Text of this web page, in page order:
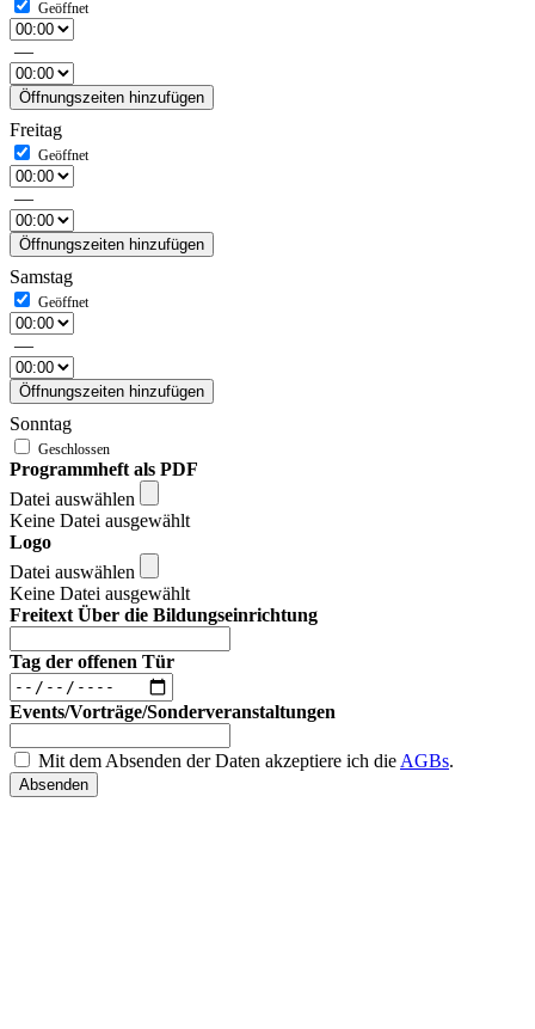
—
Öffnungszeiten hinzufügen
Freitag
—
Öffnungszeiten hinzufügen
Samstag
—
Öffnungszeiten hinzufügen
Sonntag
Programmheft als PDF
Datei auswählen
Keine Datei ausgewählt
Logo
Datei auswählen
Keine Datei ausgewählt
Freitext Über die Bildungseinrichtung
Tag der offenen Tür
Events/Vorträge/Sonderveranstaltungen
Mit dem Absenden der Daten akzeptiere ich die AGBs.
Absenden